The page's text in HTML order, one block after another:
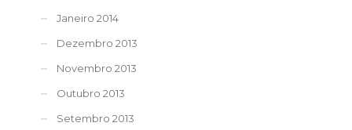
Janeiro 2014
Dezembro 2013
Novembro 2013
Outubro 2013
Setembro 2013